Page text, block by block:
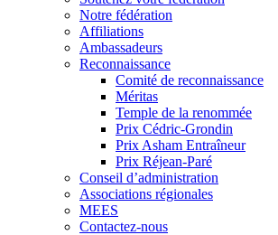
Notre fédération
Affiliations
Ambassadeurs
Reconnaissance
Comité de reconnaissance
Méritas
Temple de la renommée
Prix Cédric-Grondin
Prix Asham Entraîneur
Prix Réjean-Paré
Conseil d’administration
Associations régionales
MEES
Contactez-nous